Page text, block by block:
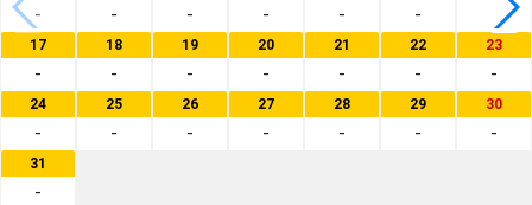
- - - - - -
17
-
18
-
19
-
20
-
21
-
22
-
23
-
24
-
25
-
26
-
27
-
28
-
29
-
30
-
31
-